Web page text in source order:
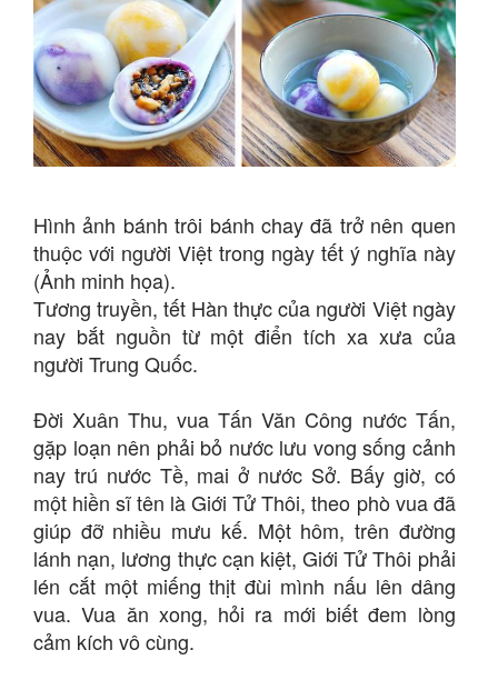
Hình ảnh bánh trôi bánh chay đã trở nên quen
thuộc với người Việt trong ngày tết ý nghĩa này
(Ảnh minh họa).
Tương truyền, tết Hàn thực của người Việt ngày
nay bắt nguồn từ một điển tích xa xưa của
người Trung Quốc.
Đời Xuân Thu, vua Tấn Văn Công nước Tấn,
gặp loạn nên phải bỏ nước lưu vong sống cảnh
nay trú nước Tề, mai ở nước Sở. Bấy giờ, có
một hiền sĩ tên là Giới Tử Thôi, theo phò vua đã
giúp đỡ nhiều mưu kế. Một hôm, trên đường
lánh nạn, lương thực cạn kiệt, Giới Tử Thôi phải
lén cắt một miếng thịt đùi mình nấu lên dâng
vua. Vua ăn xong, hỏi ra mới biết đem lòng
cảm kích vô cùng.